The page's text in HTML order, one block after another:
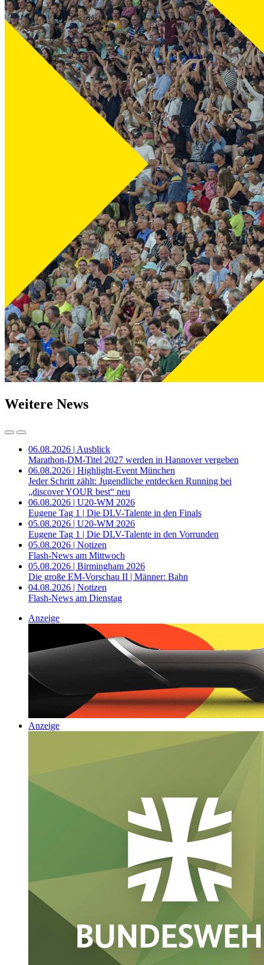
Weitere News
06.08.2026 | Ausblick
Marathon-DM-Titel 2027 werden in Hannover vergeben
06.08.2026 | Highlight-Event München
Jeder Schritt zählt: Jugendliche entdecken Running bei
„discover YOUR best“ neu
06.08.2026 | U20-WM 2026
Eugene Tag 1 | Die DLV-Talente in den Finals
05.08.2026 | U20-WM 2026
Eugene Tag 1 | Die DLV-Talente in den Vorrunden
05.08.2026 | Notizen
Flash-News am Mittwoch
05.08.2026 | Birmingham 2026
Die große EM-Vorschau II | Männer: Bahn
04.08.2026 | Notizen
Flash-News am Dienstag
Anzeige
Anzeige